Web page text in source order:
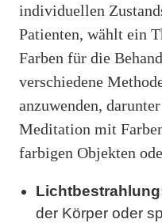
individuellen
Patienten, wählt ein
Farben für die
verschiedene
anzuwenden,
Meditation mit
farbigen Objekten
der Körper oder